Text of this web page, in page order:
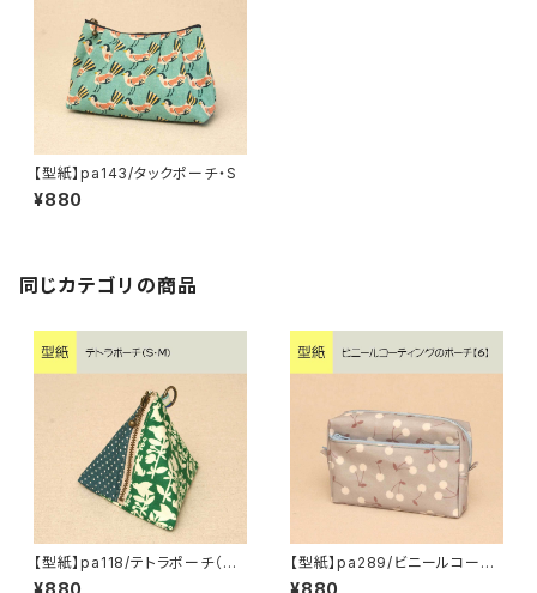
【型紙】pa143/タックポーチ・S
¥880
同じカテゴリの商品
【型紙】pa118/テトラポーチ（S・
M）
¥880
【型紙】pa289/ビニールコーテ
ィングのポーチ【6】
¥880